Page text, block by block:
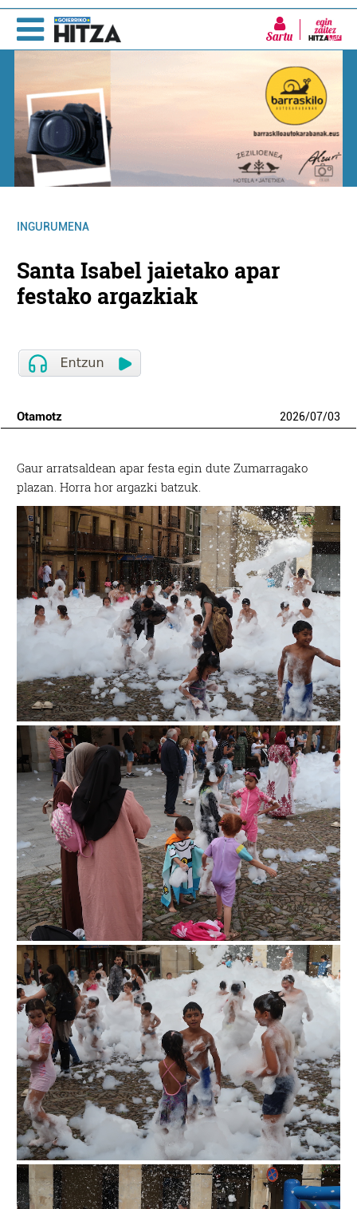
Sartu
INGURUMENA
Santa Isabel jaietako apar
festako argazkiak
Otamotz 2026/07/03
Gaur arratsaldean apar festa egin dute Zumarragako
plazan. Horra hor argazki batzuk.